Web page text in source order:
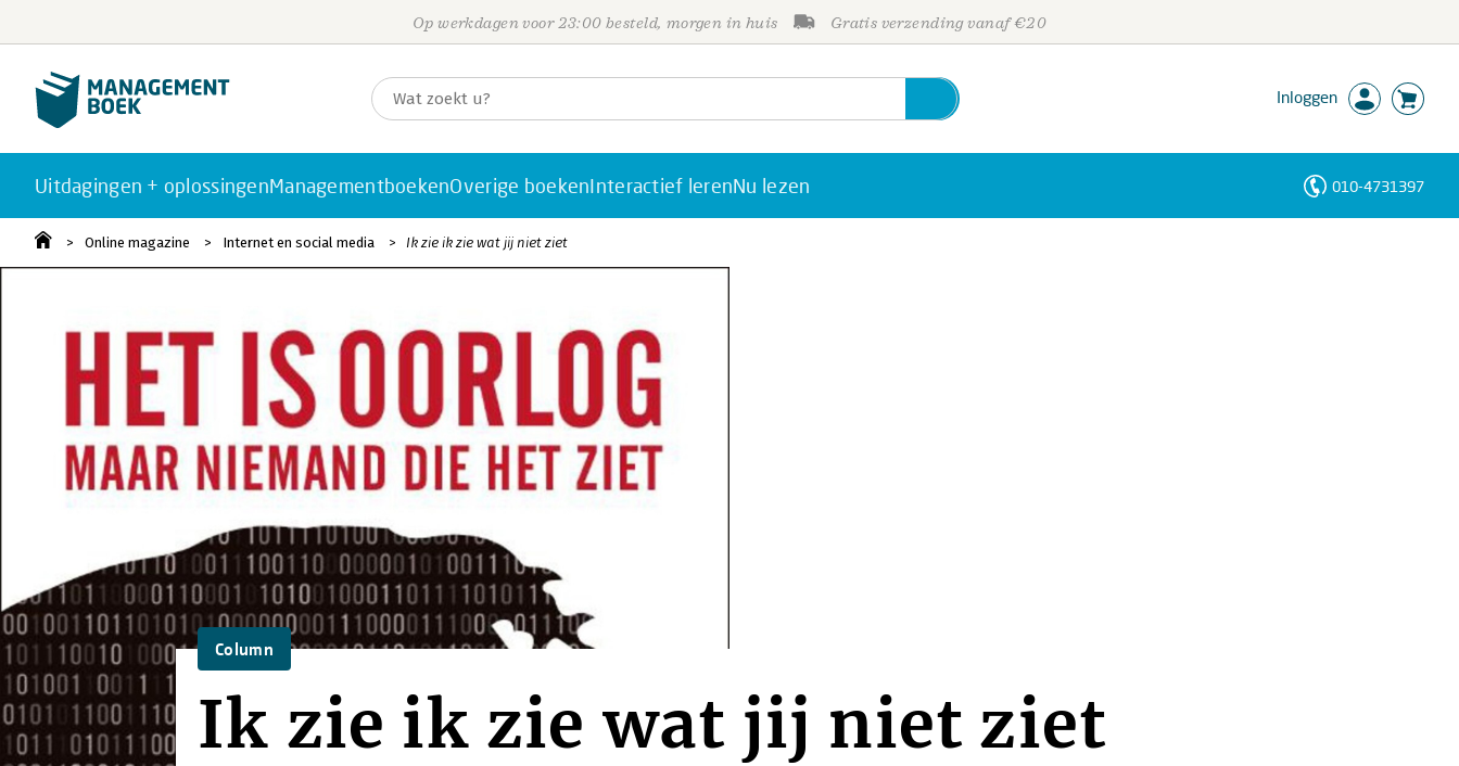
Op werkdagen voor 23:00 besteld, morgen in huis Gratis verzending vanaf €20
Inloggen
Uitdagingen + oplossingenManagementboekenOverige boekenInteractief lerenNu lezen 010-4731397
Online magazine Internet en social media Ik zie ik zie wat jij niet ziet
Column
Ik zie ik zie wat jij niet ziet
Personen